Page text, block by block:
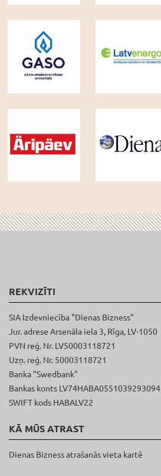
REKVIZĪTI
SIA Izdevniecība "Dienas Bizness"
Jur. adrese Arsenāla iela 3, Rīga, LV-1050
PVN reģ. Nr. LV50003118721
Uzņ. reģ. Nr. 50003118721
Banka "Swedbank"
Bankas konts LV74HABA0551039293094
SWIFT kods HABALV22
KĀ MŪS ATRAST
Dienas Bizness atrašanās vieta kartē